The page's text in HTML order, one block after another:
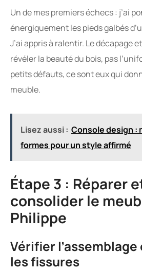
Un de mes premiers échecs : j’ai
énergiquement les pieds galbés
J’ai appris à ralentir. Le décapage
révéler la beauté du bois, pas
petits défauts, ce sont eux qui
meuble.
Lisez aussi : Console design :
formes pour un style affirmé
Étape 3 : Réparer
consolider le
Philippe
Vérifier
les fissures